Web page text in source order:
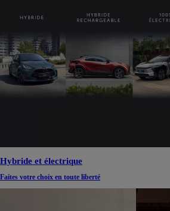
Hybride et électrique
Faites votre choix en toute liberté